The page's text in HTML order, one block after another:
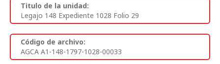
Titulo de la unidad:
Legajo 148 Expediente 1028 Folio 29
Código de archivo:
AGCA A1-148-1797-1028-00033